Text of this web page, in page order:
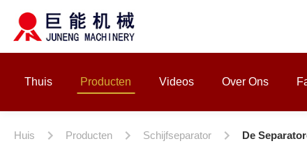
Thuis Producten Videos Over Ons
Huis Producten Schijfseparator De